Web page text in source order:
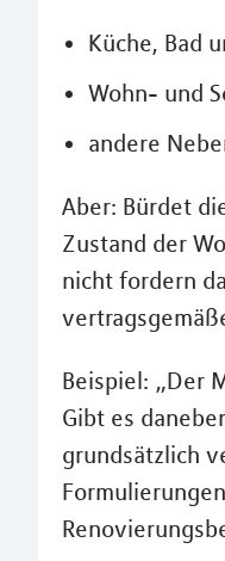
Küche, Bad
Wohn- und
andere
Aber: Bürdet
Zustand der
nicht fordern
Beispiel: „Der
Gibt es
grundsätzlich